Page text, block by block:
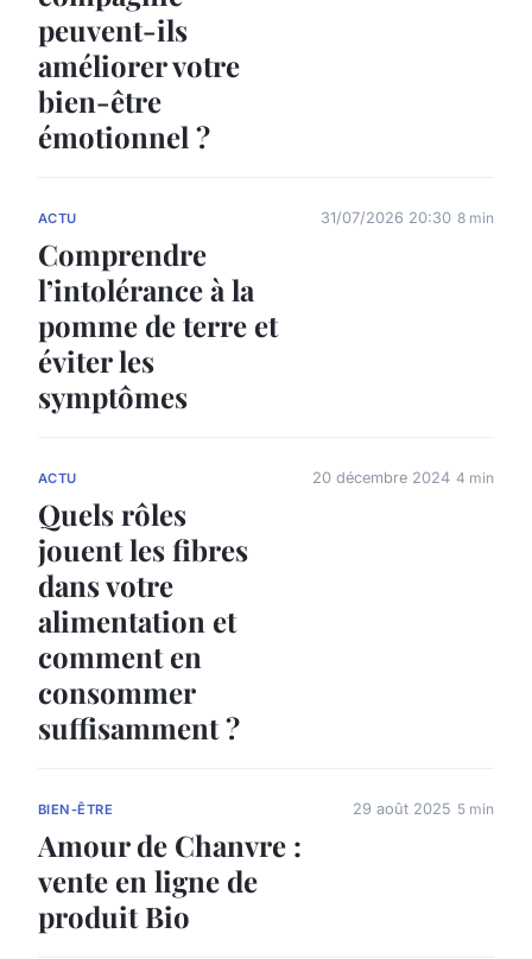
peuvent-ils
améliorer votre
bien-être
émotionnel ?
ACTU
Comprendre
l’intolérance à la
pomme de terre et
éviter les
symptômes
31/07/2026 20:30 8 min
ACTU
Quels rôles
jouent les fibres
dans votre
alimentation et
comment en
consommer
suffisamment ?
20 décembre 2024 4 min
BIEN-ÊTRE
Amour de Chanvre :
vente en ligne de
produit Bio
29 août 2025 5 min